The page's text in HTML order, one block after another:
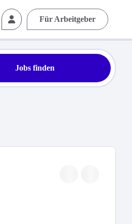
Für Arbeitgeber
Jobs finden